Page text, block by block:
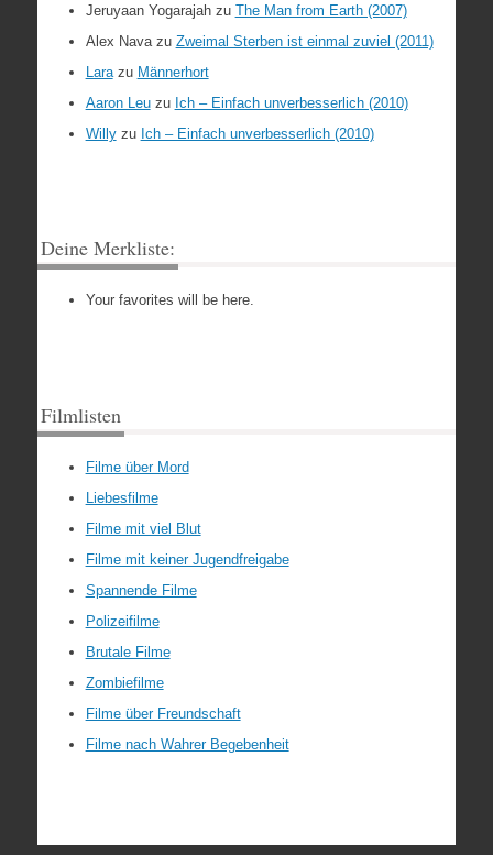
Jeruyaan Yogarajahzu The Man from Earth (2007)
Alex Navazu Zweimal Sterben ist einmal zuviel (2011)
Larazu Männerhort
Aaron Leuzu Ich – Einfach unverbesserlich (2010)
Willyzu Ich – Einfach unverbesserlich (2010)
Deine Merkliste:
Your favorites will be here.
Filmlisten
Filme über Mord
Liebesfilme
Filme mit viel Blut
Filme mit keiner Jugendfreigabe
Spannende Filme
Polizeifilme
Brutale Filme
Zombiefilme
Filme über Freundschaft
Filme nach Wahrer Begebenheit